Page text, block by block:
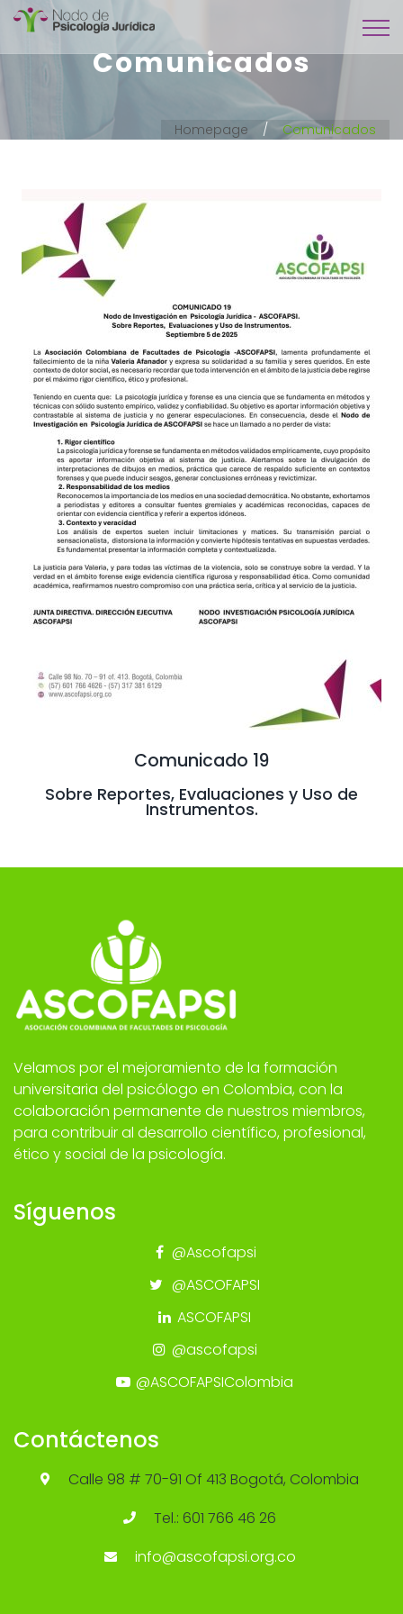
Comunicados
Homepage Comunicados
Comunicado 19
Sobre Reportes, Evaluaciones y Uso de
Instrumentos.
Velamos por el mejoramiento de la formación
universitaria del psicólogo en Colombia, con la
colaboración permanente de nuestros miembros,
para contribuir al desarrollo científico, profesional,
ético y social de la psicología.
Síguenos
@Ascofapsi
@ASCOFAPSI
ASCOFAPSI
@ascofapsi
@ASCOFAPSIColombia
Contáctenos
Calle 98 # 70-91 Of 413 Bogotá, Colombia
Tel.: 601 766 46 26
info@ascofapsi.org.co